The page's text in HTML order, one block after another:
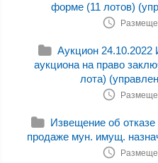
форме (11 лотов)
Аукцион 24.10.2022
аукциона на право
лота)
Извещение об
продаже мун. имущ.